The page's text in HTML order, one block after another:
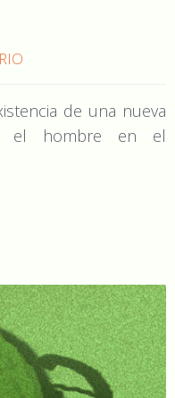
de una nueva
el hombre en el